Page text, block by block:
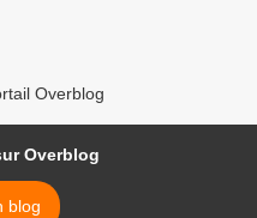
Overblog
Overblog
blog